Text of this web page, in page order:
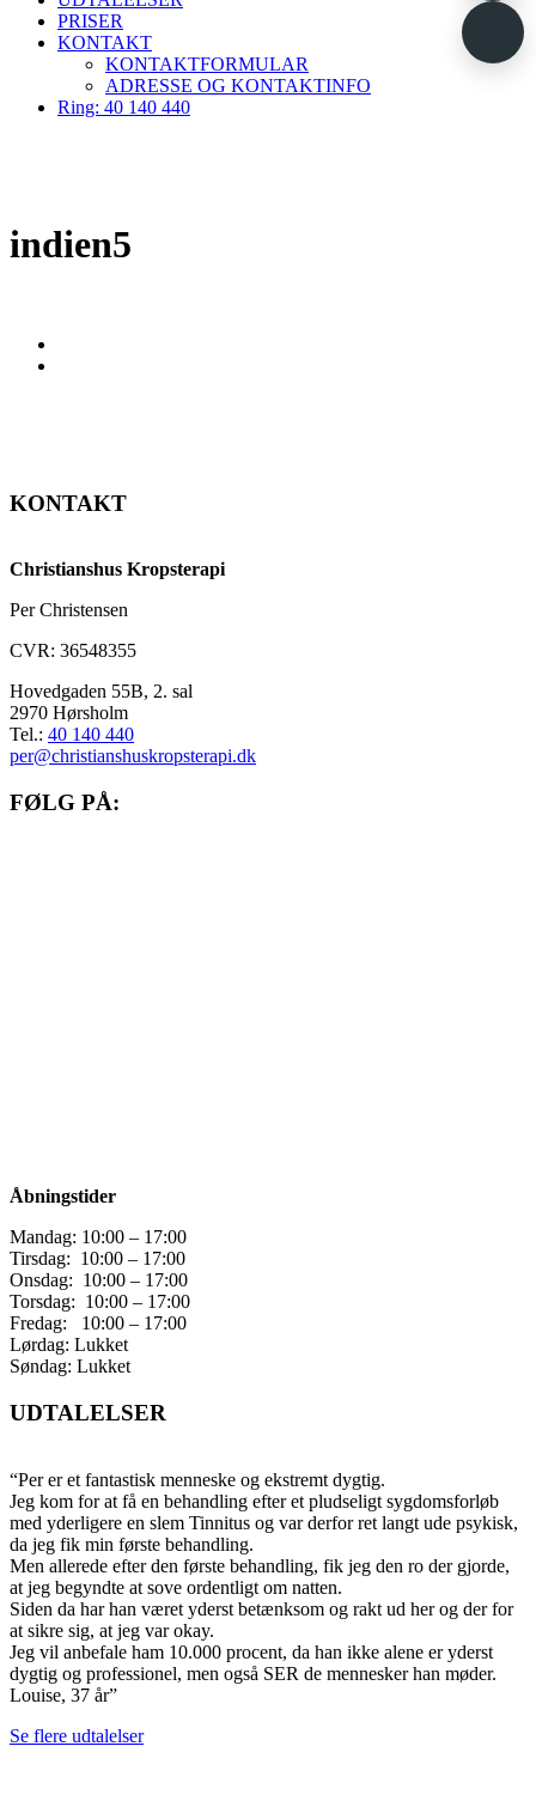
PRISER
KONTAKT
KONTAKTFORMULAR
ADRESSE OG KONTAKTINFO
Ring: 40 140 440
indien5
KONTAKT
Christianshus Kropsterapi
Per Christensen
CVR: 36548355
Hovedgaden 55B, 2. sal
2970 Hørsholm
Tel.: 40 140 440
per@christianshuskropsterapi.dk
FØLG PÅ:
Åbningstider
Mandag: 10:00 – 17:00
Tirsdag: 10:00 – 17:00
Onsdag: 10:00 – 17:00
Torsdag: 10:00 – 17:00
Fredag: 10:00 – 17:00
Lørdag: Lukket
Søndag: Lukket
UDTALELSER
“Per er et fantastisk menneske og ekstremt dygtig.
Jeg kom for at få en behandling efter et pludseligt sygdomsforløb
med yderligere en slem Tinnitus og var derfor ret langt ude psykisk,
da jeg fik min første behandling.
Men allerede efter den første behandling, fik jeg den ro der gjorde,
at jeg begyndte at sove ordentligt om natten.
Siden da har han været yderst betænksom og rakt ud her og der for
at sikre sig, at jeg var okay.
Jeg vil anbefale ham 10.000 procent, da han ikke alene er yderst
dygtig og professionel, men også SER de mennesker han møder.
Louise, 37 år”
Se flere udtalelser